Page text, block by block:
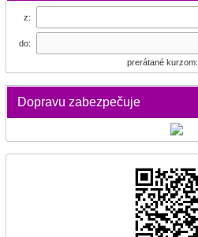
z:
do:
prerátané kurzom:
Dopravu zabezpečuje